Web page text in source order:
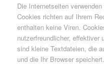
Die Internetseiten
Cookies richten auf Ihrem
enthalten keine Viren.
nutzerfreundlicher, effektiver
sind kleine Textdateien, die
und die Ihr Browser speichert.